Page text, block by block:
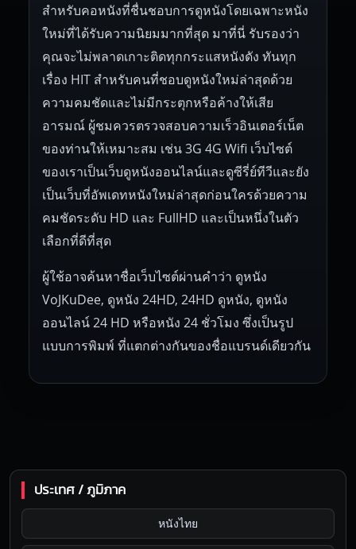
สำหรับคอหนังที่ชื่นชอบการดูหนังโดยเฉพาะหนัง
ใหม่ที่ได้รับความนิยมมากที่สุด มาที่นี่ รับรองว่า
คุณจะไม่พลาดเกาะติดทุกกระแสหนังดัง ทันทุก
เรื่อง HIT สำหรับคนที่ชอบดูหนังใหม่ล่าสุดด้วย
ความคมชัดและไม่มีกระตุกหรือค้างให้เสีย
อารมณ์ ผู้ชมควรตรวจสอบความเร็วอินเตอร์เน็ต
ของท่านให้เหมาะสม เช่น 3G 4G Wifi เว็บไซต์
ของเราเป็นเว็บดูหนังออนไลน์และดูซีรี่ย์ทีวีและยัง
เป็นเว็บที่อัพเดทหนังใหม่ล่าสุดก่อนใครด้วยความ
คมชัดระดับ HD และ FullHD และเป็นหนึ่งในตัว
เลือกที่ดีที่สุด
ผู้ใช้อาจค้นหาชื่อเว็บไซต์ผ่านคำว่า ดูหนัง
VoJKuDee, ดูหนัง 24HD, 24HD ดูหนัง, ดูหนัง
ออนไลน์ 24 HD หรือหนัง 24 ชั่วโมง ซึ่งเป็นรูป
แบบการพิมพ์ ที่แตกต่างกันของชื่อแบรนด์เดียวกัน
ประเทศ / ภูมิภาค
หนังไทย